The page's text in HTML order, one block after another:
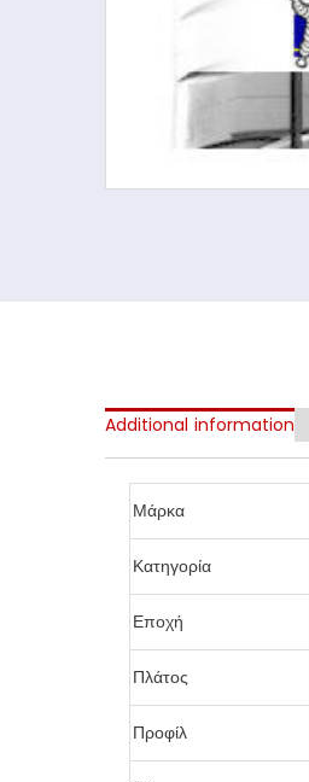
Additional information
Μάρκα
Κατηγορία
Εποχή
Πλάτος
Προφίλ